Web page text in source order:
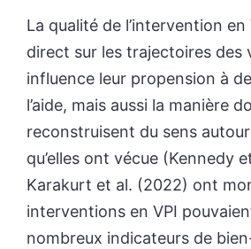
La qualité de l’intervention
direct sur les trajectoires des
influence leur propension à
l’aide, mais aussi la manière
reconstruisent du sens
qu’elles ont vécue (Kennedy
Karakurt et al. (2022) ont
interventions en VPI
nombreux indicateurs de